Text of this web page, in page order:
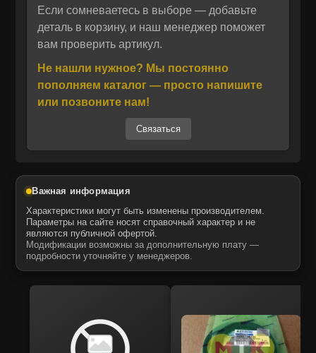
Даю своё согласие на обработку персональных данных.
Политика конфиденциальности
совместимость с оригинальными агрегатами.
Производитель MCP использует
проверенные заводы в США, Европе, Азии и
Турции, что обеспечивает долговечность
детали и её соответствие оригинальному
Запчасти поставляются компанией MTK –
России. Продукция MTK соответствует
оригинальными деталями, предлагается в
готовом к установке виде, с быстрой
доставкой и гарантией качества.
Если сомневаетесь в выборе — добавьте
деталь в корзину, и наш менеджер поможет
вам проверить артикул.
Не нашли нужное? Мы постоянно
пополняем каталог — просто напишите
или позвоните нам!
Связаться
Важная информация
Характеристики могут быть изменены производителем.
Параметры на сайте носят справочный характер и не
являются публичной офертой.
Модификации возможны за дополнительную плату —
подробности уточняйте у менеджеров.